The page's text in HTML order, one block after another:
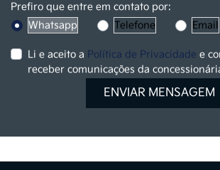
Prefiro que entre em contato por:
Whatsapp
Telefone Email
Li e aceito a Política de Privacidade e
receber comunicações da
ENVIAR MENSAGEM